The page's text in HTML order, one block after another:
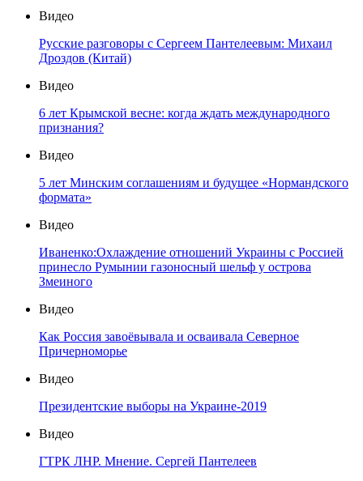
Видео
Русские разговоры с Сергеем Пантелеевым: Михаил
Дроздов (Китай)
Видео
6 лет Крымской весне: когда ждать международного
признания?
Видео
5 лет Минским соглашениям и будущее «Нормандского
формата»
Видео
Иваненко:Охлаждение отношений Украины с Россией
принесло Румынии газоносный шельф у острова
Змеиного
Видео
Как Россия завоёвывала и осваивала Северное
Причерноморье
Видео
Президентские выборы на Украине-2019
Видео
ГТРК ЛНР. Мнение. Сергей Пантелеев